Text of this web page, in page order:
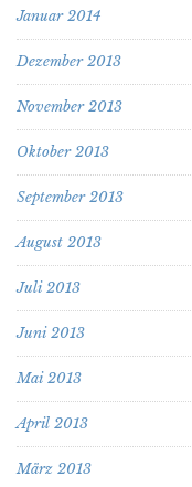
Januar 2014
Dezember 2013
November 2013
Oktober 2013
September 2013
August 2013
Juli 2013
Juni 2013
Mai 2013
April 2013
März 2013